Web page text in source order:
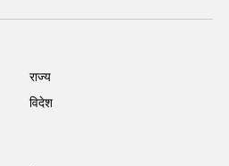
राज्य
विदेश